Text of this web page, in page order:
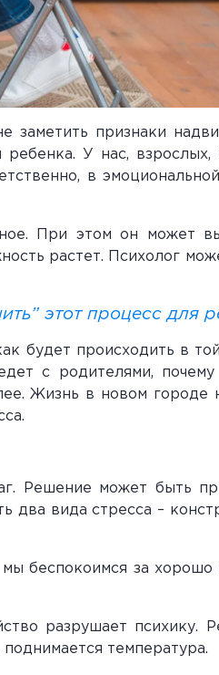
заметить признаки
У нас, взрослых,
в
При этом он может
растет. Психолог
этот процесс для
будет происходить в
с родителями, почему
Жизнь в новом городе
Решение может быть
два вида стресса –
беспокоимся за хорошо
разрушает психику.
температура.